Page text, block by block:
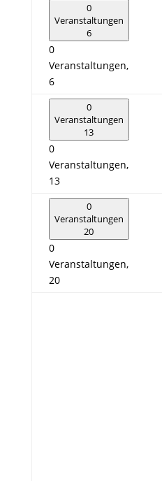
0
Veranstaltungen
6
0
Veranstaltungen,
6
0
Veranstaltungen
13
0
Veranstaltungen,
13
0
Veranstaltungen
20
0
Veranstaltungen,
20